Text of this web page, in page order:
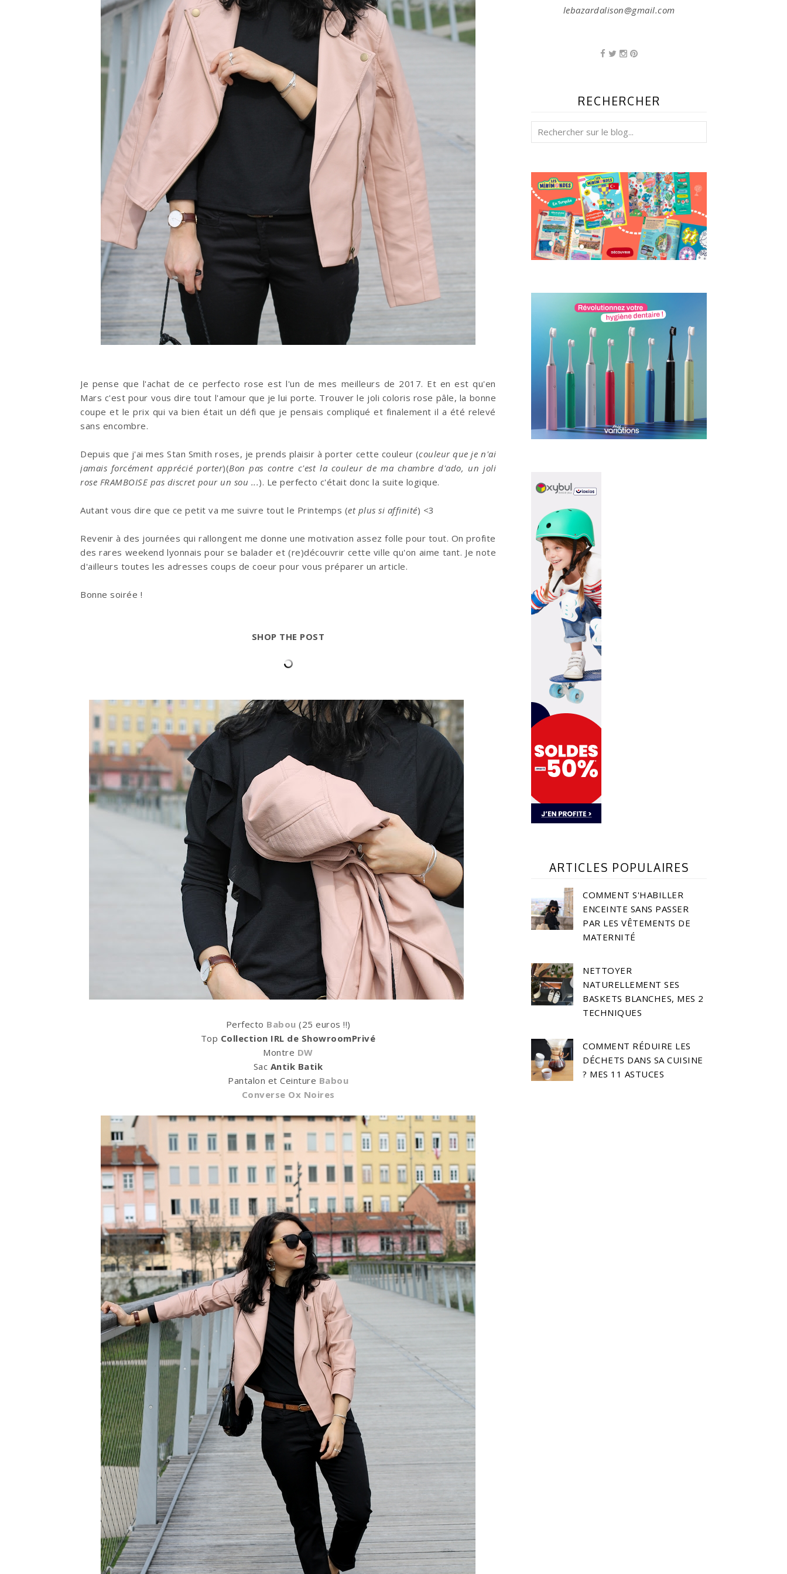
Je pense que l'achat de ce perfecto rose est l'un de mes meilleurs de 2017. Et en est qu'en
Mars c'est pour vous dire tout l'amour que je lui porte. Trouver le joli coloris rose pâle, la bonne
coupe et le prix qui va bien était un défi que je pensais compliqué et finalement il a été relevé
sans encombre.
Depuis que j'ai mes Stan Smith roses, je prends plaisir à porter cette couleur (couleur que je n'ai
jamais forcément apprécié porter)(Bon pas contre c'est la couleur de ma chambre d'ado, un joli
rose FRAMBOISE pas discret pour un sou ...). Le perfecto c'était donc la suite logique.
Autant vous dire que ce petit va me suivre tout le Printemps (et plus si affinité) <3
Revenir à des journées qui rallongent me donne une motivation assez folle pour tout. On profite
des rares weekend lyonnais pour se balader et (re)découvrir cette ville qu'on aime tant. Je note
d'ailleurs toutes les adresses coups de coeur pour vous préparer un article.
Bonne soirée !
SHOP THE POST
Perfecto Babou (25 euros !!)
Top Collection IRL de ShowroomPrivé
Montre DW
Sac Antik Batik
Pantalon et Ceinture Babou
Converse Ox Noires
lebazardalison@gmail.com
RECHERCHER
ARTICLES POPULAIRES
COMMENT S'HABILLER
ENCEINTE SANS PASSER
PAR LES VÊTEMENTS DE
MATERNITÉ
NETTOYER
NATURELLEMENT SES
BASKETS BLANCHES, MES 2
TECHNIQUES
COMMENT RÉDUIRE LES
DÉCHETS DANS SA CUISINE
? MES 11 ASTUCES